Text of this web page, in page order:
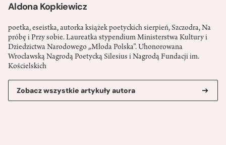
Aldona Kopkiewicz
poetka, eseistka, autorka książek poetyckich sierpień, Szczodra, Na
próbę i Przy sobie. Laureatka stypendium Ministerstwa Kultury i
Dziedzictwa Narodowego „Młoda Polska”. Uhonorowana
Wrocławską Nagrodą Poetycką Silesius i Nagrodą Fundacji im.
Kościelskich
Zobacz wszystkie artykuły autora